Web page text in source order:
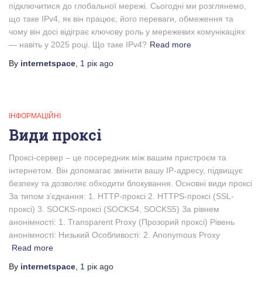
підключитися до глобальної мережі. Сьогодні ми розглянемо,
що таке IPv4, як він працює, його переваги, обмеження та
чому він досі відіграє ключову роль у мережевих комунікаціях
— навіть у 2025 році. Що таке IPv4? Read more
By internetspace 1 рік ago
ІНФОРМАЦІЙНІ
Види проксі
Проксі-сервер – це посередник між вашим пристроєм та
інтернетом. Він допомагає змінити вашу IP-адресу, підвищує
безпеку та дозволяє обходити блокування. Основні види проксі
За типом з’єднання: 1. HTTP-проксі 2. HTTPS-проксі (SSL-
проксі) 3. SOCKS-проксі (SOCKS4, SOCKS5) За рівнем
анонімності: 1. Transparent Proxy (Прозорий проксі) Рівень
анонімності: Низький Особливості: 2. Anonymous Proxy
Read more
By internetspace 1 рік ago